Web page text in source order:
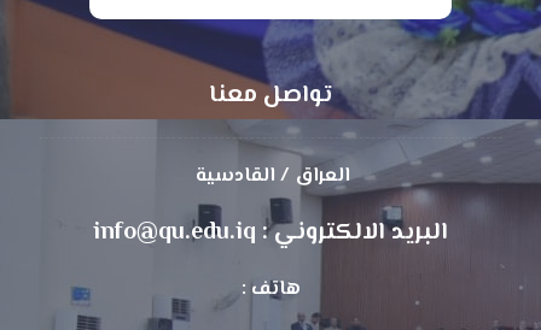
تواصل معنا
العراق / القادسية
البريد الالكتروني : info@qu.edu.iq
هاتف :